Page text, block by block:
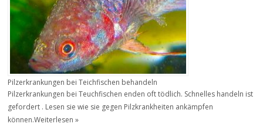
Pilzerkrankungen bei Teichfischen behandeln
Pilzerkrankungen bei Teuchfischen enden oft tödlich. Schnelles handeln ist
gefordert . Lesen sie wie sie gegen Pilzkrankheiten ankämpfen
können.Weiterlesen »